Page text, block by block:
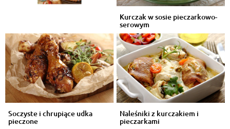
Kurczak w sosie pieczarkowo-
serowym
Soczyste i chrupiące udka
pieczone
Naleśniki z kurczakiem i
pieczarkami